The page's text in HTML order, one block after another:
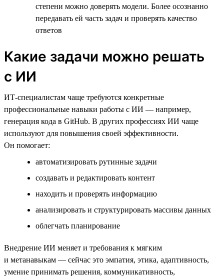
степени можно доверять модели. Более осознанно
передавать ей часть задач и проверять качество
ответов
Какие задачи можно решать
с ИИ
ИТ-специалистам чаще требуются конкретные
профессиональные навыки работы с ИИ — например,
генерация кода в GitHub. В других профессиях ИИ чаще
используют для повышения своей эффективности.
Он помогает:
автоматизировать рутинные задачи
создавать и редактировать контент
находить и проверять информацию
анализировать и структурировать массивы данных
облегчать планирование
Внедрение ИИ меняет и требования к мягким
и метанавыкам — сейчас это эмпатия, этика, адаптивность,
умение принимать решения, коммуникативность,